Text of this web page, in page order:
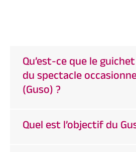
Qu’est-ce que le
du spectacle
(Guso) ?
Quel est l’objectif du